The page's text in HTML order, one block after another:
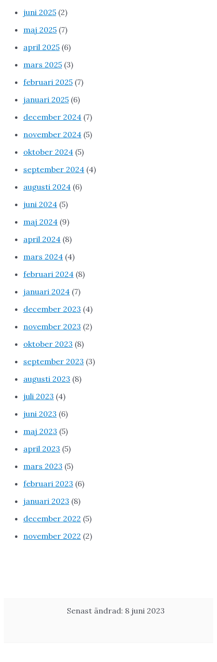
juni 2025 (2)
maj 2025 (7)
april 2025 (6)
mars 2025 (3)
februari 2025 (7)
januari 2025 (6)
december 2024 (7)
november 2024 (5)
oktober 2024 (5)
september 2024 (4)
augusti 2024 (6)
juni 2024 (5)
maj 2024 (9)
april 2024 (8)
mars 2024 (4)
februari 2024 (8)
januari 2024 (7)
december 2023 (4)
november 2023 (2)
oktober 2023 (8)
september 2023 (3)
augusti 2023 (8)
juli 2023 (4)
juni 2023 (6)
maj 2023 (5)
april 2023 (5)
mars 2023 (5)
februari 2023 (6)
januari 2023 (8)
december 2022 (5)
november 2022 (2)
Senast ändrad: 8 juni 2023